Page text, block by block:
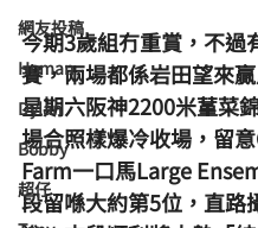
網友投稿
Homan
Dylan
Bobby
超仔
今期3歲組冇重賞，不過
賽，兩場都係岩田望來
星期六阪神2200米蓳菜
場合照樣爆冷收場，留
Farm一口馬Large
段留喺大約第5位，直路